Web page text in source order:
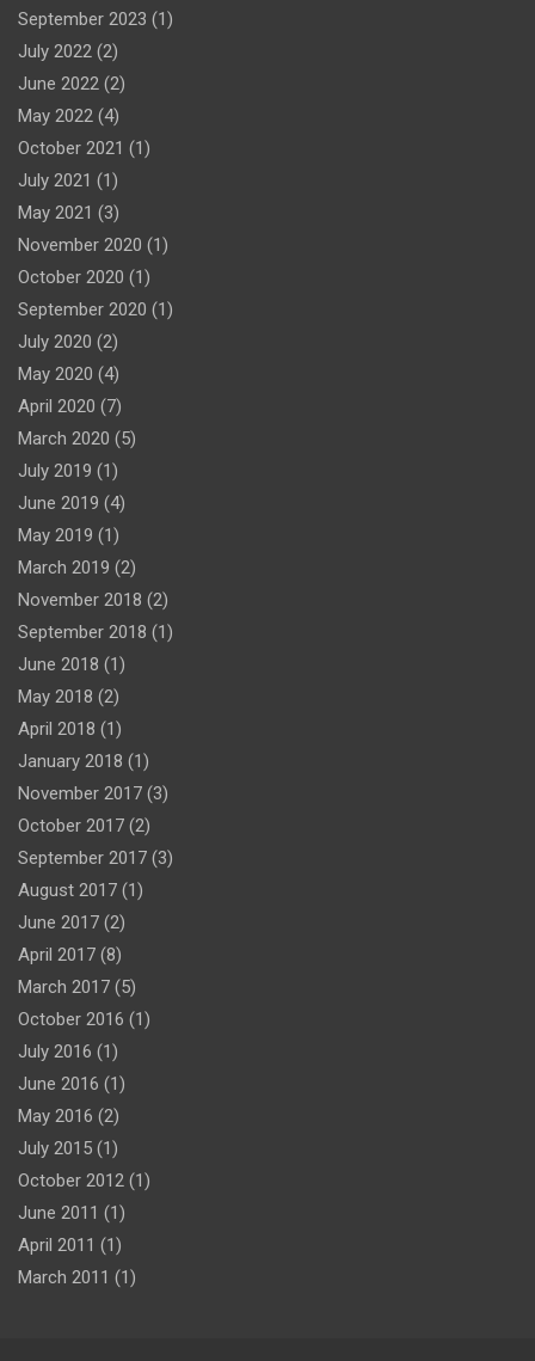
September 2023 (1)
July 2022 (2)
June 2022 (2)
May 2022 (4)
October 2021 (1)
July 2021 (1)
May 2021 (3)
November 2020 (1)
October 2020 (1)
September 2020 (1)
July 2020 (2)
May 2020 (4)
April 2020 (7)
March 2020 (5)
July 2019 (1)
June 2019 (4)
May 2019 (1)
March 2019 (2)
November 2018 (2)
September 2018 (1)
June 2018 (1)
May 2018 (2)
April 2018 (1)
January 2018 (1)
November 2017 (3)
October 2017 (2)
September 2017 (3)
August 2017 (1)
June 2017 (2)
April 2017 (8)
March 2017 (5)
October 2016 (1)
July 2016 (1)
June 2016 (1)
May 2016 (2)
July 2015 (1)
October 2012 (1)
June 2011 (1)
April 2011 (1)
March 2011 (1)